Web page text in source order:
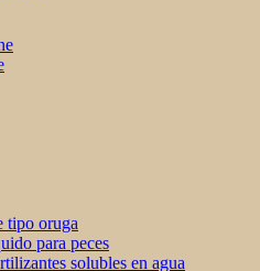
tipo oruga
para peces
solubles en agua